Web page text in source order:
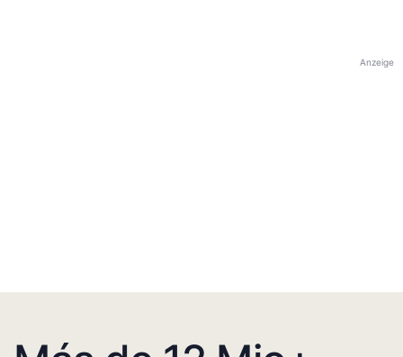
Anzeige